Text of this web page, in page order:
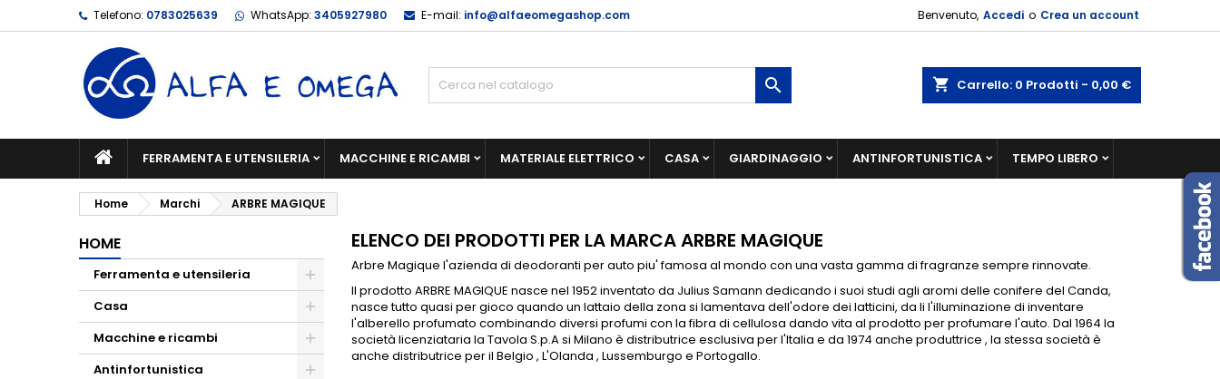
Telefono: 0783025639 WhatsApp: 3405927980 E-mail: info@alfaeomegashop.com Benvenuto, Accedi o Crea un account
shopping_cart Carrello: 0 Prodotti - 0,00 €

FERRAMENTA E UTENSILERIA MACCHINE E RICAMBI MATERIALE ELETTRICO CASA GIARDINAGGIO ANTINFORTUNISTICA TEMPO LIBERO
Home Marchi ARBRE MAGIQUE
HOME
Ferramenta e utensileria
Casa
Macchine e ricambi
Antinfortunistica
ELENCO DEI PRODOTTI PER LA MARCA ARBRE MAGIQUE
Arbre Magique l'azienda di deodoranti per auto piu' famosa al mondo con una vasta gamma di fragranze sempre rinnovate.
Il prodotto ARBRE MAGIQUE nasce nel 1952 inventato da Julius Samann dedicando i suoi studi agli aromi delle conifere del Canda,
nasce tutto quasi per gioco quando un lattaio della zona si lamentava dell'odore dei latticini, da li l'illuminazione di inventare
l'alberello profumato combinando diversi profumi con la fibra di cellulosa dando vita al prodotto per profumare l'auto. Dal 1964 la
società licenziataria la Tavola S.p.A si Milano è distributrice esclusiva per l'Italia e da 1974 anche produttrice , la stessa società è
anche distributrice per il Belgio , L'Olanda , Lussemburgo e Portogallo.